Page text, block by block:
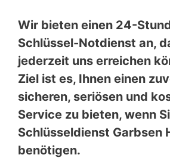
Wir bieten einen 24-
Schlüssel-Notdienst an,
jederzeit uns erreichen
Ziel ist es, Ihnen einen
sicheren, seriösen und
Service zu bieten, wenn
Schlüsseldienst Garbsen
benötigen.